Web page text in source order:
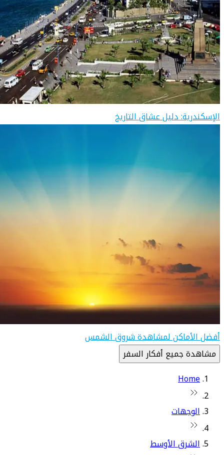
الإسكندرية: دليل عشاق التاريخ
أفضل الأماكن لمشاهدة شروق الشمس
مشاهدة جميع أفكار السفر
Home
الوجهات
الشرق الأوسط